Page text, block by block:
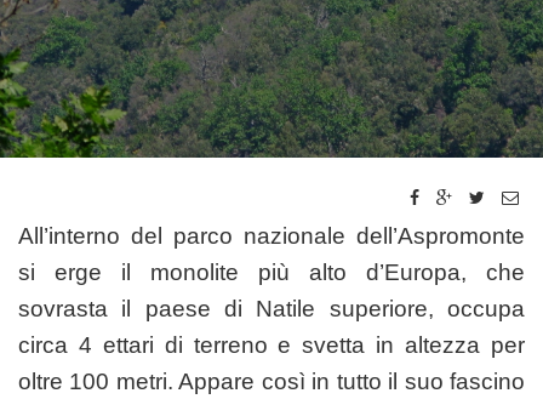
All’interno del parco nazionale dell’Aspromonte
si erge il monolite più alto d’Europa, che
sovrasta il paese di Natile superiore, occupa
circa 4 ettari di terreno e svetta in altezza per
oltre 100 metri. Appare così in tutto il suo fascino